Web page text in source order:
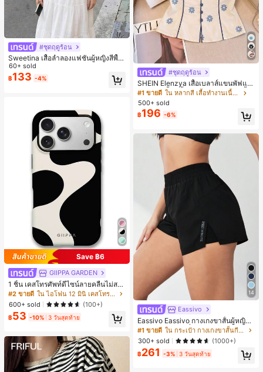
#ชุดฤดูร้อน
Sweetina เสื้อลำลองแฟชั่นผู้หญิงสีพื้น
แต่งระบายอเนกประสงค์
60+ sold
฿133 -4%
Save ฿6
GIIPPA GARDEN
1 ชิ้น เคสโทรศัพท์ดีไซน์ลายคลื่นไม่สม
มาตรสำหรับ Phone 17 Pro Max, เหม
าะสำหรับ Phone 16 Pro Max, 15 Pro
Max, 14 Pro Max, เคสโทรศัพท์สไตล์เ
กาหลีและน่าสนใจ, เข้ากันได้กับ 11/12/
13/14/15/16 Pro Max Plus, ดีไซน์หรู
ขวัญในอุดมคติสำหรับคริสต์มาส, วันว
าเลนไทน์, อีสเตอร์, ฤดูแต่งงานและวันเ
กิดสำหรับแฟนสาว
#2 ขายดี
ใน ไอโฟน 12 มินิ เคสโทรศัพท์แฟชั่น
600+ sold
(100+)
฿53 -10% 3 วันสุดท้าย
#ชุดฤดูร้อน
SHEIN Elenzya เสื้อเบลาส์แขนพัฟแต่
งระบายสีพื้นสีน้ำเงินสำหรับผู้หญิง, เสื้อ
ครอปเข้ารูปผูกโบว์คอวีตัดกันสำหรับฤ
ดูร้อน
#1 ขายดี
ใน หลากสี เสื้อทำงานเนื้อผ้านุ่ม
500+ sold
฿196 -6%
14
Eassivo
Eassivo Eassivo กางเกงขาสั้นผู้หญิงรั
น 2 ใน 1 ฤดูร้อนที่สบายและกางเกงขา
สั้นพรางแสงแดด
#1 ขายดี
ใน กระเป๋า กางเกงขาสั้นกีฬาผู้หญิง
300+ sold
(1000+)
฿261 -3% 3 วันสุดท้าย